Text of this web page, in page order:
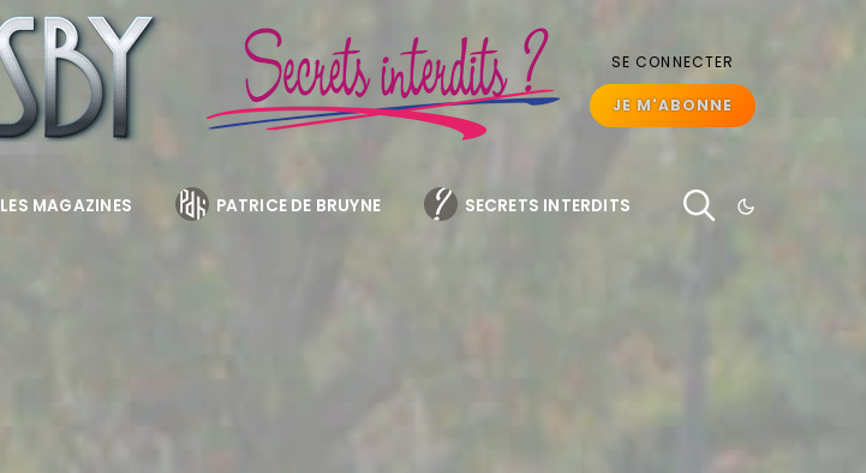
SE CONNECTER
JE M'ABONNE
LES MAGAZINES PATRICE DE BRUYNE SECRETS INTERDITS